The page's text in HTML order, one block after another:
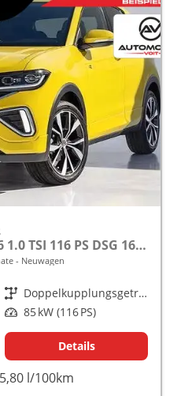
Life Neues Modell 2026 1.0 TSI 116 PS DSG 16" Alu, Parksensoren vo/hi, LED-Scheinwerfer, Radio Composition 8", App-Connect, Klima, M-Lederlenkrad, Digitales Cockpit, Müdigkeitserkennung, Dachreling, Lane Assist, Armlehne vorn
Neuwagen
Getriebe
Doppelkupplungsgetriebe (DSG)
Leistung 85 kW (116 PS)
Details
5,80 l/100km